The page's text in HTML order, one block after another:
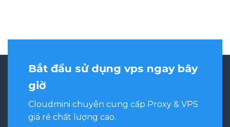
Bắt đầu sử dụng vps ngay bây
giờ
Cloudmini chuyên cung cấp Proxy & VPS
giá rẻ chất lượng cao.